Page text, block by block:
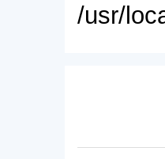
/usr/